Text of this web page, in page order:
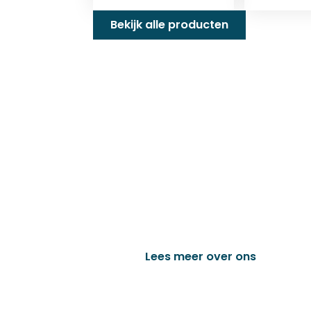
Bekijk alle producten
Lees meer over ons